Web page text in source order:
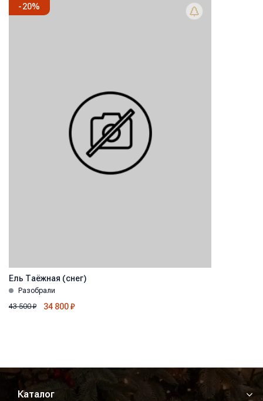
-20%
Ель Таёжная (снег)
Разобрали
43 500₽ 34 800₽
Каталог